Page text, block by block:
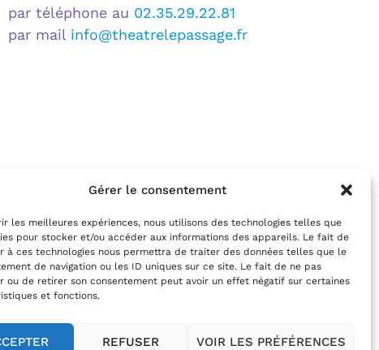
Gérer le consentement
les meilleures expériences, nous utilisons des technologies telles que
pour stocker et/ou accéder aux informations des appareils. Le fait de
à ces technologies nous permettra de traiter des données telles que le
de navigation ou les ID uniques sur ce site. Le fait de ne pas
ou de retirer son consentement peut avoir un effet négatif sur certaines
et fonctions.
REFUSER VOIR LES PRÉFÉRENCES
par téléphone au 02.35.29.22.81
par mail info@theatrelepassage.fr